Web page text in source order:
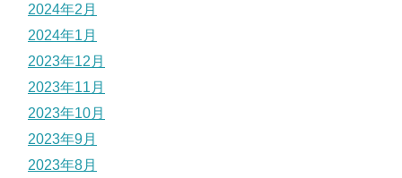
2024年2月
2024年1月
2023年12月
2023年11月
2023年10月
2023年9月
2023年8月